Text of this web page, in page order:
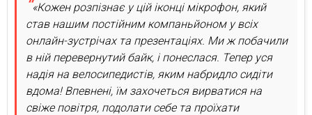
«Кожен розпізнає у цій іконці мікрофон, який
став нашим постійним компаньйоном у всіх
онлайн-зустрічах та презентаціях. Ми ж побачили
в ній перевернутий байк, і понеслася. Тепер уся
надія на велосипедистів, яким набридло сидіти
вдома! Впевнені, їм захочеться вирватися на
свіже повітря, подолати себе та проїхати